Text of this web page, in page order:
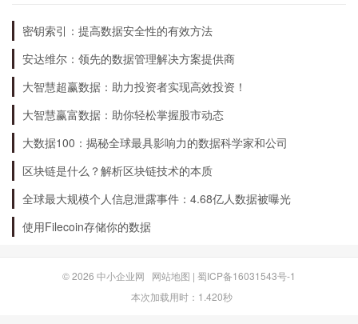
预测未来价格走势。投资者可以根据自己的投资风
格和偏好选择相应的分析方法。
结论
中国联合能源是一家在煤炭行业具有竞争优势的企
业，同时也在电力、热力生产和销售等领域拥有业
务。该公司的财务状况比较稳健，具有一定的投资
注意其面临的风险，并选择适合自己的分析方法来
密钥索引：提高数据安全性的有效方法
安达维尔：领先的数据管理解决方案提供商
大智慧超赢数据：助力投资者实现高效投资！
大智慧赢富数据：助你轻松掌握股市动态
大数据100：揭秘全球最具影响力的数据科学家和公司
区块链是什么？解析区块链技术的本质
全球最大规模个人信息泄露事件：4.68亿人数据被曝光
使用Filecoin存储你的数据
© 2026 中小企业网 网站地图 | 蜀ICP备16031543号-1
本次加载用时：1.420秒